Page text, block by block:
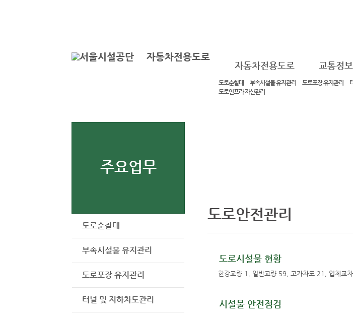
자동차전용도로
자동차전용도로 교통정
도로순찰대 부속시설물 유지관리 도로포장 유지관리
도로인프라 자산관리
주요업무
도로순찰대
부속시설물 유지관리
도로포장 유지관리
터널 및 지하차도관리
도로안전관리
도로시설물 현황
한강교량 1, 일반교량 59, 고가차도 21, 입체교
시설물 안전점검